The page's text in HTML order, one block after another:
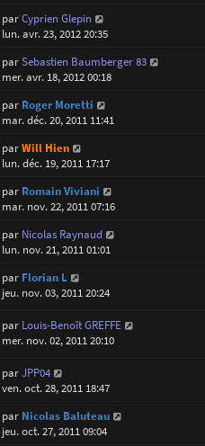
parCyprien Glepin
lun. avr. 23, 2012 20:35
parSebastien Baumberger 83
mer. avr. 18, 2012 00:18
par Roger Moretti
mar. déc. 20, 2011 11:41
parWill Hien
lun. déc. 19, 2011 17:17
par Romain Viviani
mar. nov. 22, 2011 07:16
par Nicolas Raynaud
lun. nov. 21, 2011 01:01
par Florian L
jeu. nov. 03, 2011 20:24
par Louis-Benoît GREFFE
mer. nov. 02, 2011 20:10
parJPP04
ven. oct. 28, 2011 18:47
par Nicolas Baluteau
jeu. oct. 27, 2011 09:04